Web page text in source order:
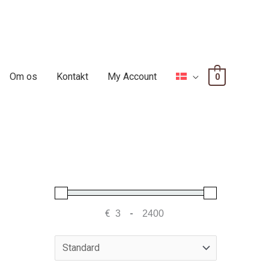
Om os Kontakt My Account 0
€ -